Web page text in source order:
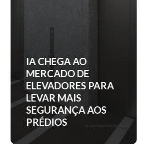
IA CHEGA AO
MERCADO DE
ELEVADORES PARA
LEVAR MAIS
SEGURANÇA AOS
PRÉDIOS